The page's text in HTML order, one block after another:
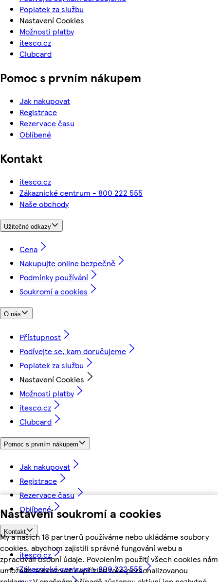
Nastavení soukromí a cookies
My a našich 18 partnerů používáme nebo ukládáme soubory
cookies, abychom zajistili správné fungování webu a
zpracovali osobní údaje. Povolením použití všech cookies nám
umožníte zobrazovat například také personalizovanou
Poplatek za službu
Nastavení Cookies
Možnosti platby
itesco.cz
Clubcard
Pomoc s prvním nákupem
Jak nakupovat
Registrace
Rezervace času
Oblíbené
Kontakt
itesco.cz
Zákaznické centrum - 800 222 555
Naše obchody
Užitečné odkazy
Cena
Nakupujte online bezpečně
Podmínky používání
Soukromí a cookies
O nás
Přístupnost
Podívejte se, kam doručujeme
Poplatek za službu
Nastavení Cookies
Možnosti platby
itesco.cz
Clubcard
Pomoc s prvním nákupem
Jak nakupovat
Registrace
Rezervace času
Oblíbené
Kontakt
itesco.cz
Zákaznické centrum - 800 222 555